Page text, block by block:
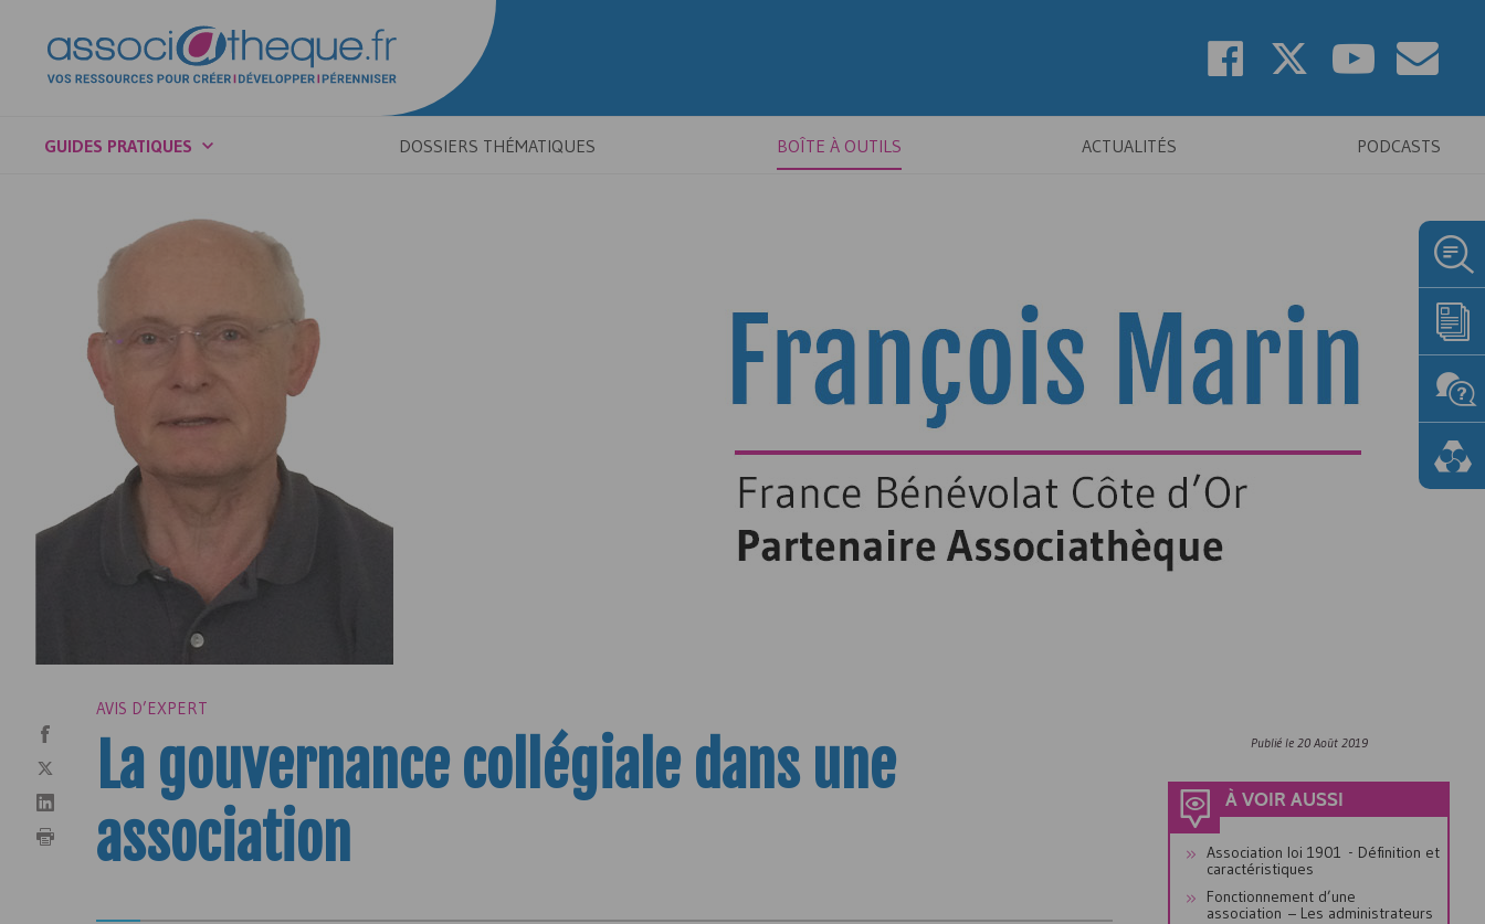
GUIDES PRATIQUES DOSSIERS THÉMATIQUES BOÎTE À OUTILS ACTUALITÉS PODCASTS
AVIS D’EXPERT
La gouvernance collégiale dans une
association
Publié le 20 Août 2019
À VOIR AUSSI
Association loi 1901 - Définition et
caractéristiques
Fonctionnement d’une
association – Les administrateurs